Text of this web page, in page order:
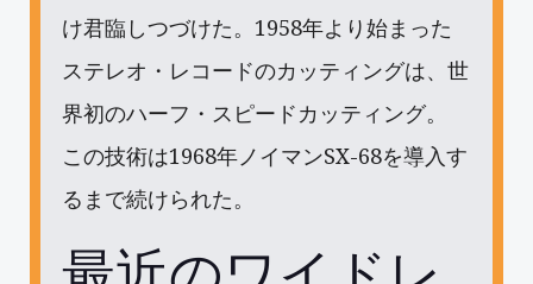
け君臨しつづけた。1958年より始まった
ステレオ・レコードのカッティングは、世
界初のハーフ・スピードカッティング。
この技術は1968年ノイマンSX-68を導入す
るまで続けられた。